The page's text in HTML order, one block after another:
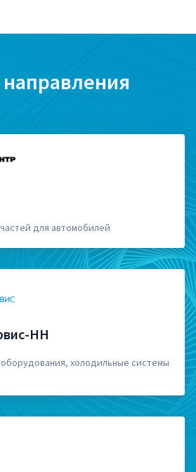
для автомобилей
НН
холодильные системы